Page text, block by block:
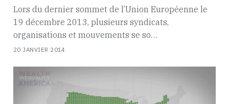
Lors du dernier sommet de l’Union Européenne le
19 décembre 2013, plusieurs syndicats,
organisations et mouvements se so…
20 JANVIER 2014